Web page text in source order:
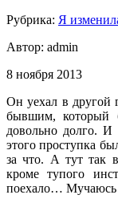
Рубрика: Я
Автор: admin
8 ноября 2013
Он уехал в другой
бывшим, который
довольно долго.
этого проступка
за что. А тут так
кроме тупого
поехало… Мучаюсь